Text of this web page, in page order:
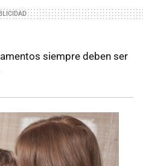
siempre deben ser